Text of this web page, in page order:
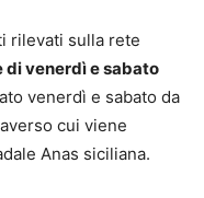
rilevati sulla rete
di venerdì e sabato
venerdì e sabato da
cui viene
Anas siciliana.